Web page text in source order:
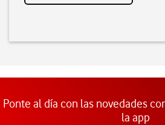
Ponte al día con las novedades
la app